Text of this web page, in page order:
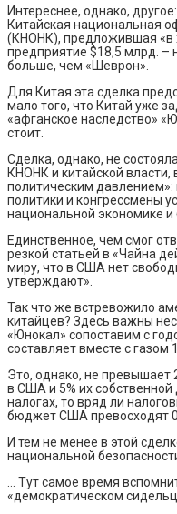
Интереснее, однако,
Китайская национальная
(КНОНК), предложившая «в
предприятие $18,5 млрд. –
больше, чем «Шеврон».
Для Китая эта сделка
мало того, что Китай уже
«афганское наследство»
стоит.
Сделка, однако, не
КНОНК и китайской
политическим
политики и конгрессмены
национальной экономике
Единственное, чем смог
резкой статьей в «Чайна
миру, что в США нет
утверждают».
Так что же встревожило
китайцев? Здесь важны
«Юнокал» сопоставим с
составляет вместе с газом
Это, однако, не превышает
в США и 5% их
налогах, то вряд ли
бюджет США превосходят
И тем не менее в этой
национальной
… Тут самое время
«демократическом